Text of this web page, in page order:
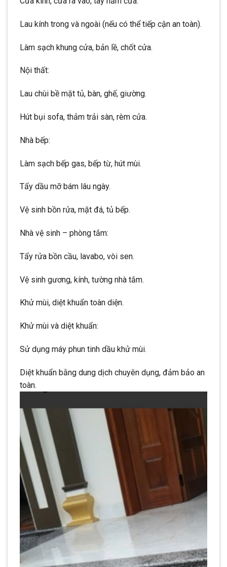
Lau kính trong và ngoài (nếu có thể tiếp cận an toàn).
Làm sạch khung cửa, bản lề, chốt cửa.
Nội thất:
Lau chùi bề mặt tủ, bàn, ghế, giường.
Hút bụi sofa, thảm trải sàn, rèm cửa.
Nhà bếp:
Làm sạch bếp gas, bếp từ, hút mùi.
Tẩy dầu mỡ bám lâu ngày.
Vệ sinh bồn rửa, mặt đá, tủ bếp.
Nhà vệ sinh – phòng tắm:
Tẩy rửa bồn cầu, lavabo, vòi sen.
Vệ sinh gương, kính, tường nhà tắm.
Khử mùi, diệt khuẩn toàn diện.
Khử mùi và diệt khuẩn:
Sử dụng máy phun tinh dầu khử mùi.
Diệt khuẩn bằng dung dịch chuyên dụng, đảm bảo an
toàn.